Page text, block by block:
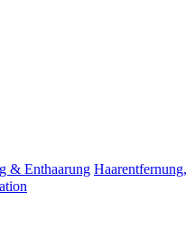
& Enthaarung Haarentfernung,